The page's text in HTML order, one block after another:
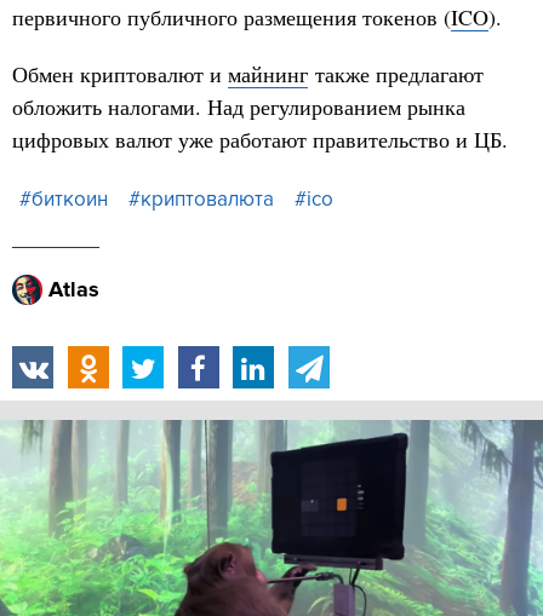
первичного публичного размещения токенов (ICO).
Обмен криптовалют и майнинг также предлагают
обложить налогами. Над регулированием рынка
цифровых валют уже работают правительство и ЦБ.
#биткоин #криптовалюта #ico
Atlas